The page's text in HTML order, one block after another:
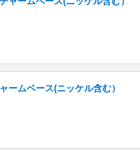
ームベース(ニッケル含む）